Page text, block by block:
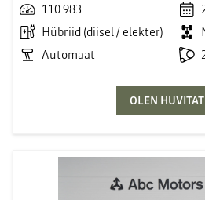
110 983
Hübriid (diisel / elekter)
Automaat
OLEN